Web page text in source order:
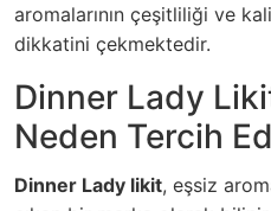
aromalarının çeşitliliği ve
dikkatini çekmektedir.
Dinner Lady
Neden Tercih
Dinner Lady likit, eşsiz